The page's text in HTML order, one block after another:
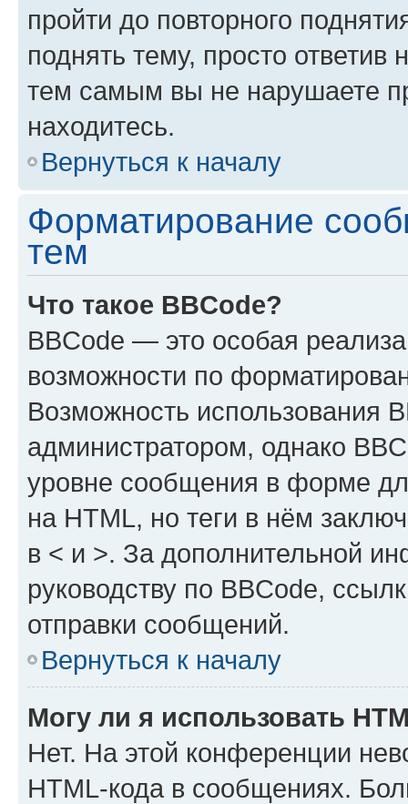
пройти до повторного
поднять тему, просто ответив
тем самым вы не нарушаете
находитесь.
Вернуться к началу
Форматирование
тем
Что такое BBCode?
BBCode — это особая
возможности по
Возможность использования
администратором, однако
уровне сообщения в форме
на HTML, но теги в нём
в < и >. За дополнительной
руководству по BBCode,
отправки сообщений.
Вернуться к началу
Могу ли я использовать
Нет. На этой конференции
HTML-кода в сообщениях.